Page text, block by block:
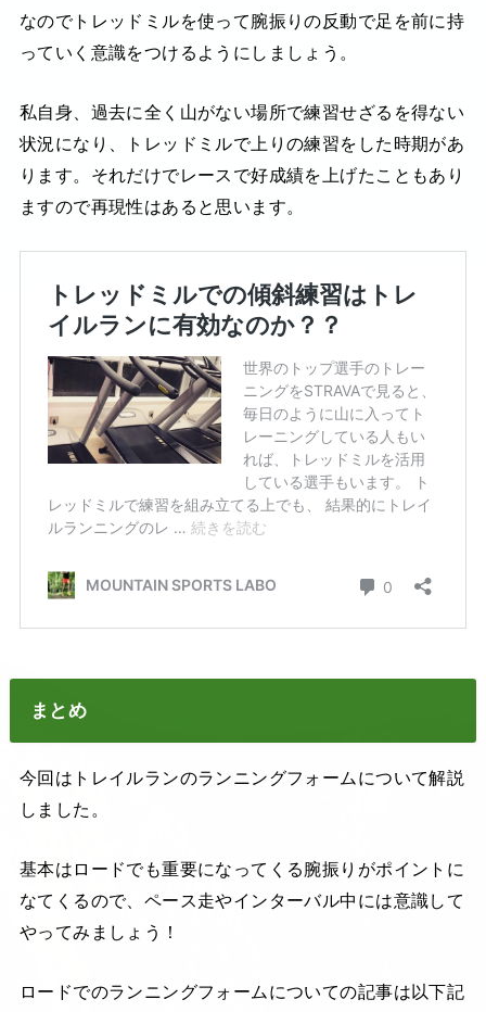
なのでトレッドミルを使って腕振りの反動で足を前に持
っていく意識をつけるようにしましょう。
私自身、過去に全く山がない場所で練習せざるを得ない
状況になり、トレッドミルで上りの練習をした時期があ
ります。それだけでレースで好成績を上げたこともあり
ますので再現性はあると思います。
まとめ
今回はトレイルランのランニングフォームについて解説
しました。
基本はロードでも重要になってくる腕振りがポイントに
なてくるので、ペース走やインターバル中には意識して
やってみましょう！
ロードでのランニングフォームについての記事は以下記